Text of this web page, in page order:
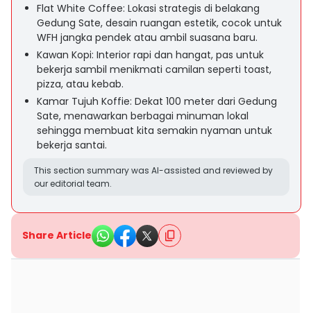
Flat White Coffee: Lokasi strategis di belakang
Gedung Sate, desain ruangan estetik, cocok untuk
WFH jangka pendek atau ambil suasana baru.
Kawan Kopi: Interior rapi dan hangat, pas untuk
bekerja sambil menikmati camilan seperti toast,
pizza, atau kebab.
Kamar Tujuh Koffie: Dekat 100 meter dari Gedung
Sate, menawarkan berbagai minuman lokal
sehingga membuat kita semakin nyaman untuk
bekerja santai.
This section summary was AI-assisted and reviewed by
our editorial team.
Share Article